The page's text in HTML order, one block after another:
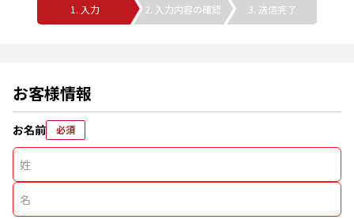
1. 入力 2. 入力内容の確認 3. 送信完了
お客様情報
お名前 必須